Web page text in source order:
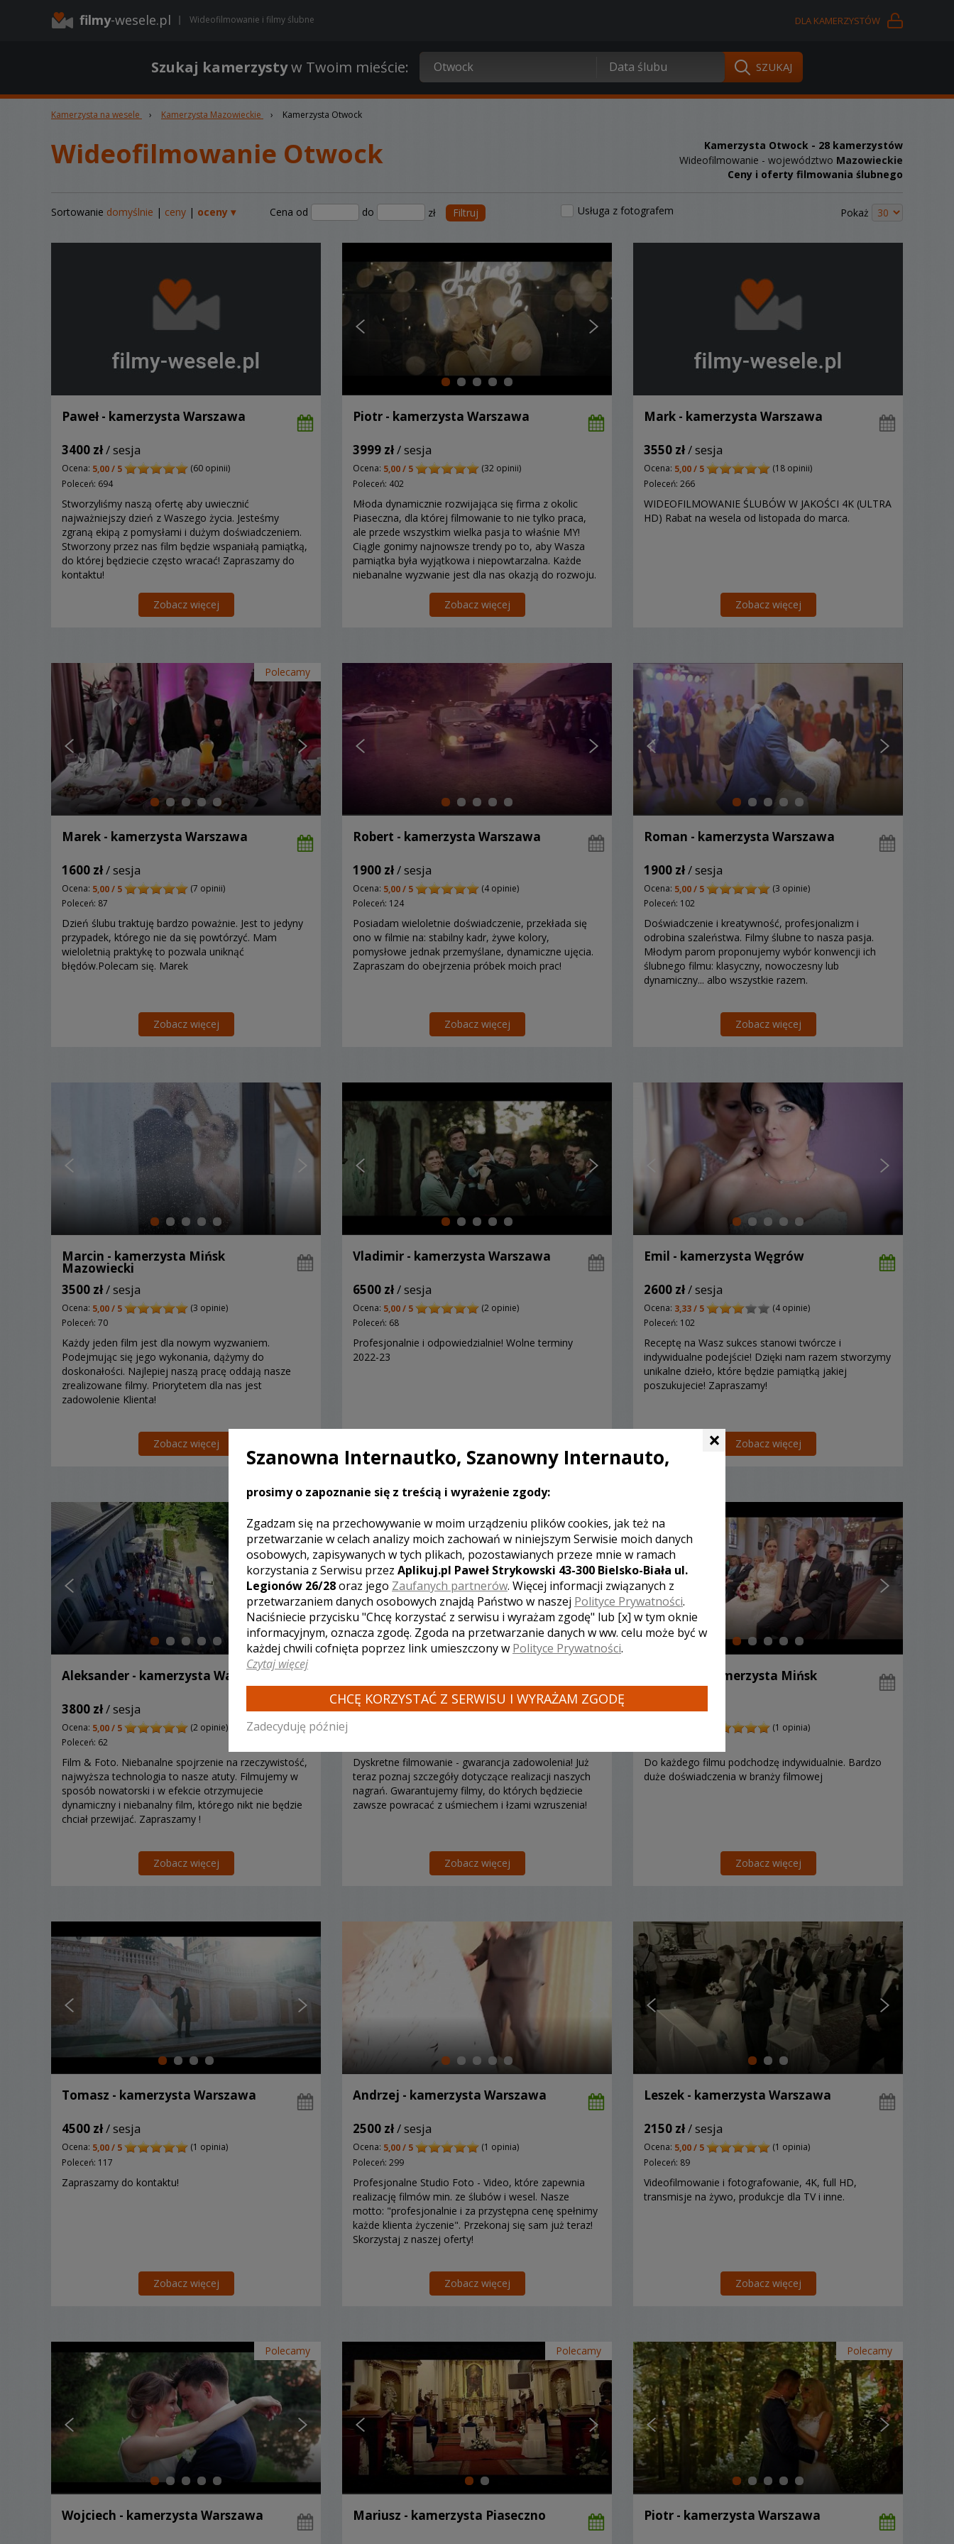
filmy-wesele.pl Wideofilmowanie i filmy ślubne DLA KAMERZYSTÓW
Szukaj kamerzystyw Twoim mieście:
Kamerzysta na wesele › Kamerzysta Mazowieckie › Kamerzysta Otwock
Wideofilmowanie Otwock Kamerzysta Otwock - 28 kamerzystów
Wideofilmowanie - województwo Mazowieckie
Ceny i oferty filmowania ślubnego
Sortowanie domyślnie | ceny | oceny ▾ Cena od do zł Filtruj Usługa z fotografem Pokaż
Paweł - kamerzysta Warszawa
3400 zł/ sesja
Ocena: 5,00 / 5
(60 opinii)
Poleceń: 694
Stworzyliśmy naszą ofertę aby uwiecznić
najważniejszy dzień z Waszego życia. Jesteśmy
zgraną ekipą z pomysłami i dużym doświadczeniem.
Stworzony przez nas film będzie wspaniałą pamiątką,
do której będziecie często wracać! Zapraszamy do
kontaktu!
Zobacz więcej
Piotr - kamerzysta Warszawa
3999 zł/ sesja
Ocena: 5,00 / 5
(32 opinii)
Poleceń: 402
Młoda dynamicznie rozwijająca się firma z okolic
Piaseczna, dla której filmowanie to nie tylko praca,
ale przede wszystkim wielka pasja to właśnie MY!
Ciągle gonimy najnowsze trendy po to, aby Wasza
pamiątka była wyjątkowa i niepowtarzalna. Każde
niebanalne wyzwanie jest dla nas okazją do rozwoju.
Zobacz więcej
Mark - kamerzysta Warszawa
3550 zł/ sesja
Ocena: 5,00 / 5
(18 opinii)
Poleceń: 266
WIDEOFILMOWANIE ŚLUBÓW W JAKOŚCI 4K (ULTRA
HD) Rabat na wesela od listopada do marca.
Zobacz więcej
Polecamy
Marek - kamerzysta Warszawa
1600 zł/ sesja
Ocena: 5,00 / 5
(7 opinii)
Poleceń: 87
Dzień ślubu traktuję bardzo poważnie. Jest to jedyny
przypadek, którego nie da się powtórzyć. Mam
wieloletnią praktykę to pozwala uniknąć
błędów.Polecam się. Marek
Zobacz więcej
Robert - kamerzysta Warszawa
1900 zł/ sesja
Ocena: 5,00 / 5
(4 opinie)
Poleceń: 124
Posiadam wieloletnie doświadczenie, przekłada się
ono w filmie na: stabilny kadr, żywe kolory,
pomysłowe jednak przemyślane, dynamiczne ujęcia.
Zapraszam do obejrzenia próbek moich prac!
Zobacz więcej
Roman - kamerzysta Warszawa
1900 zł/ sesja
Ocena: 5,00 / 5
(3 opinie)
Poleceń: 102
Doświadczenie i kreatywność, profesjonalizm i
odrobina szaleństwa. Filmy ślubne to nasza pasja.
Młodym parom proponujemy wybór konwencji ich
ślubnego filmu: klasyczny, nowoczesny lub
dynamiczny... albo wszystkie razem.
Zobacz więcej
Marcin - kamerzysta Mińsk
Mazowiecki
3500 zł/ sesja
Ocena: 5,00 / 5
(3 opinie)
Poleceń: 70
Każdy jeden film jest dla nowym wyzwaniem.
Podejmując się jego wykonania, dążymy do
doskonałości. Najlepiej naszą pracę oddają nasze
zrealizowane filmy. Priorytetem dla nas jest
zadowolenie Klienta!
Zobacz więcej
Vladimir - kamerzysta Warszawa
6500 zł/ sesja
Ocena: 5,00 / 5
(2 opinie)
Poleceń: 68
Profesjonalnie i odpowiedzialnie! Wolne terminy
2022-23
Emil - kamerzysta Węgrów
2600 zł/ sesja
Ocena: 3,33 / 5
(4 opinie)
Poleceń: 102
Receptę na Wasz sukces stanowi twórcze i
indywidualne podejście! Dzięki nam razem stworzymy
unikalne dzieło, które będzie pamiątką jakiej
poszukujecie! Zapraszamy!
Zobacz więcej
Aleksander - kamerzysta Warszawa
3800 zł/ sesja
Ocena: 5,00 / 5
(2 opinie)
Poleceń: 62
Film & Foto. Niebanalne spojrzenie na rzeczywistość,
najwyższa technologia to nasze atuty. Filmujemy w
sposób nowatorski i w efekcie otrzymujecie
dynamiczny i niebanalny film, którego nikt nie będzie
chciał przewijać. Zapraszamy !
Zobacz więcej
2000 zł/ sesja
Dyskretne filmowanie - gwarancja zadowolenia! Już
teraz poznaj szczegóły dotyczące realizacji naszych
nagrań. Gwarantujemy filmy, do których będziecie
zawsze powracać z uśmiechem i łzami wzruszenia!
Zobacz więcej
Mateusz - kamerzysta Mińsk
Mazowiecki
4500 zł/ sesja
(1 opinia)
Do każdego filmu podchodzę indywidualnie. Bardzo
duże doświadczenia w branży filmowej
Zobacz więcej
Tomasz - kamerzysta Warszawa
4500 zł/ sesja
Ocena: 5,00 / 5
(1 opinia)
Poleceń: 117
Zapraszamy do kontaktu!
Zobacz więcej
Andrzej - kamerzysta Warszawa
2500 zł/ sesja
Ocena: 5,00 / 5
(1 opinia)
Poleceń: 299
Profesjonalne Studio Foto - Video, które zapewnia
realizację filmów min. ze ślubów i wesel. Nasze
motto: "profesjonalnie i za przystępna cenę spełnimy
każde klienta życzenie". Przekonaj się sam już teraz!
Skorzystaj z naszej oferty!
Zobacz więcej
Leszek - kamerzysta Warszawa
2150 zł/ sesja
Ocena: 5,00 / 5
(1 opinia)
Poleceń: 89
Videofilmowanie i fotografowanie, 4K, full HD,
transmisje na żywo, produkcje dla TV i inne.
Zobacz więcej
Polecamy
Wojciech - kamerzysta Warszawa
Polecamy
Mariusz - kamerzysta Piaseczno
Polecamy
Piotr - kamerzysta Warszawa
×
Szanowna Internautko, Szanowny Internauto,
prosimy o zapoznanie się z treścią i wyrażenie zgody:
Zgadzam się na przechowywanie w moim urządzeniu plików cookies, jak też na
przetwarzanie w celach analizy moich zachowań w niniejszym Serwisie moich danych
osobowych, zapisywanych w tych plikach, pozostawianych przeze mnie w ramach
korzystania z Serwisu przez Aplikuj.pl Paweł Strykowski 43-300 Bielsko-Biała ul.
Legionów 26/28oraz jego Zaufanych partnerów. Więcej informacji związanych z
przetwarzaniem danych osobowych znajdą Państwo w naszej Polityce Prywatności.
Naciśniecie przycisku "Chcę korzystać z serwisu i wyrażam zgodę" lub [x] w tym oknie
informacyjnym, oznacza zgodę. Zgoda na przetwarzanie danych w ww. celu może być w
każdej chwili cofnięta poprzez link umieszczony w Polityce Prywatności.
Czytaj więcej
CHCĘ KORZYSTAĆ Z SERWISU I WYRAŻAM ZGODĘ
Zadecyduję później